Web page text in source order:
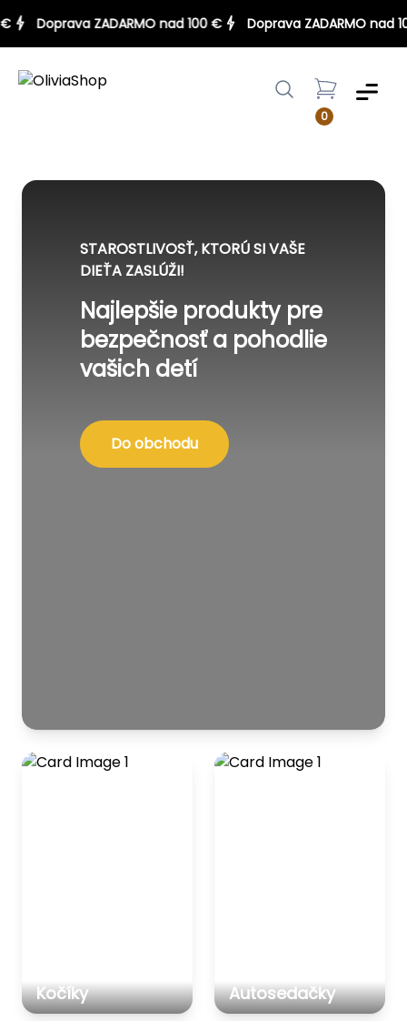
€ Doprava ZADARMO nad 100 € Doprava ZADARMO
0
Menu
STAROSTLIVOSŤ, KTORÚ SI VAŠE
DIEŤA ZASLÚŽI!
Najlepšie produkty pre
bezpečnosť a pohodlie
vašich detí
Do obchodu
Kočíky Autosedačky